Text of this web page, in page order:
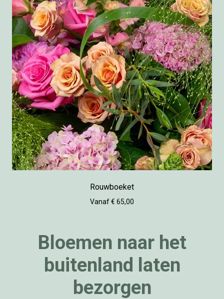
Rouwboeket
Vanaf € 65,00
Bloemen naar het
buitenland laten
bezorgen